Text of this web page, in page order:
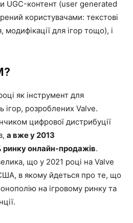
UGC-контент (user generated
користувачами: текстові
модифікації для ігор тощо), і
як інструмент для
ігор, розроблених Valve.
цифрової дистрибуції
а вже у 2013
ринку онлайн-продажів.
що у 2021 році на Valve
в якому йдеться про те, що
на ігровому ринку та